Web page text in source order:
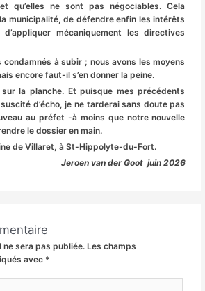
qu’elles ne sont pas négociables. Cela
municipalité, de défendre enfin les intérêts
mécaniquement les directives
condamnés à subir ; nous avons les moyens
encore faut-il s’en donner la peine.
la planche. Et puisque mes précédents
d’écho, je ne tarderai sans doute pas
au préfet -à moins que notre nouvelle
le dossier en main.
de Villaret, à St-Hippolyte-du-Fort.
Jeroen van der Goot juin 2026
sera pas publiée. Les champs
avec *